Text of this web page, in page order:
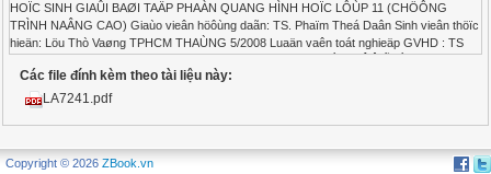
Các file đính kèm theo tài liệu này:
LA7241.pdf
Copyright © 2026 ZBook.vn